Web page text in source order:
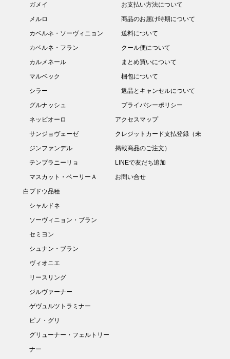
ガメイ
メルロ
カベルネ・ソーヴィニョン
カベルネ・フラン
カルメネール
マルベック
シラー
グルナッシュ
ネッビオーロ
サンジョヴェーゼ
ジンファンデル
テンプラニーリョ
マスカット・ベーリーＡ
白ブドウ品種
シャルドネ
ソーヴィニョン・ブラン
セミヨン
シュナン・ブラン
ヴィオニエ
リースリング
ジルヴァーナー
ゲヴュルツトラミナー
ピノ・グリ
グリューナー・フェルトリー
ナー
お支払い方法について
商品のお届け時期について
送料について
クール便について
まとめ買いについて
梱包について
返品とキャンセルについて
プライバシーポリシー
アクセスマップ
クレジットカード支払登録（未
掲載商品のご注文）
LINEで友だち追加
お問い合せ